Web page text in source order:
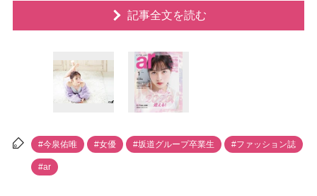
記事全文を読む
#今泉佑唯 #女優 #坂道グループ卒業生 #ファッション誌
#ar